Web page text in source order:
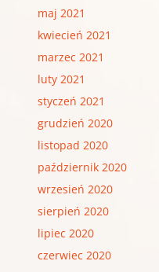
maj 2021
kwiecień 2021
marzec 2021
luty 2021
styczeń 2021
grudzień 2020
listopad 2020
październik 2020
wrzesień 2020
sierpień 2020
lipiec 2020
czerwiec 2020